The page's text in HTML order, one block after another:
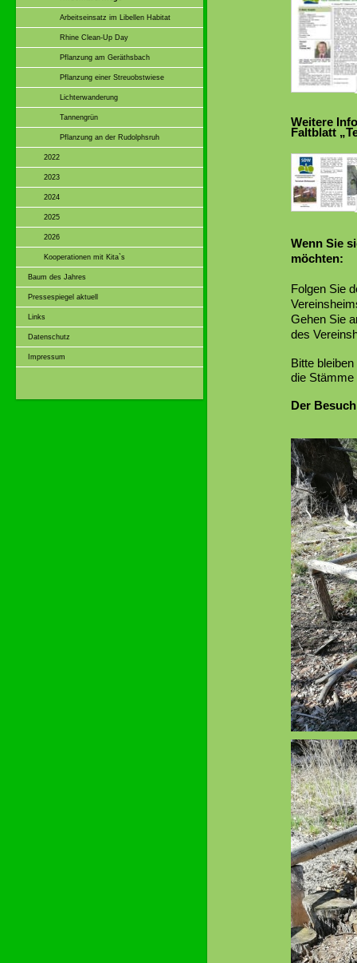
Arbeitseinsatz im Libellen Habitat
Rhine Clean-Up Day
Pflanzung am Geräthsbach
Pflanzung einer Streuobstwiese
Lichterwanderung
Tannengrün
Pflanzung an der Rudolphsruh
2022
2023
2024
2025
2026
Kooperationen mit Kita`s
Baum des Jahres
Pressespiegel aktuell
Links
Datenschutz
Impressum
Weitere
Faltblatt
Wenn Sie
möchten:
Folgen Sie
Gehen Sie
des
Bitte
die Stämme
Der